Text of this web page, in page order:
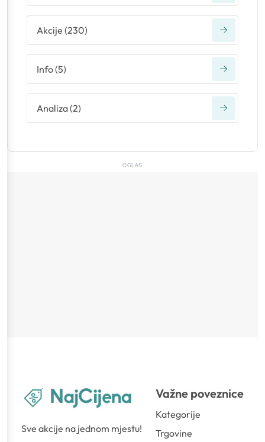
Akcije (230)
Info(5)
Analiza(2)
OGLAS
Sve akcije na jednom mjestu!
Važne poveznice
Kategorije
Trgovine